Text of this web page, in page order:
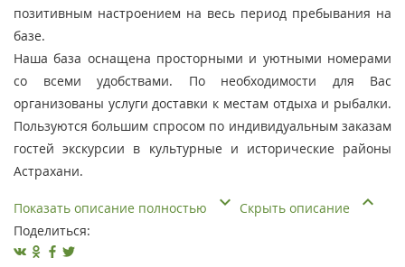
позитивным настроением на весь период пребывания на
базе.
Наша база оснащена просторными и уютными номерами
со всеми удобствами. По необходимости для Вас
организованы услуги доставки к местам отдыха и рыбалки.
Пользуются большим спросом по индивидуальным заказам
гостей экскурсии в культурные и исторические районы
Астрахани.
Показать описание полностью
Скрыть описание
Поделиться: